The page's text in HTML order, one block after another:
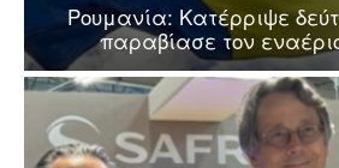
Ρουμανία: Κατέρριψε
παραβίασε τον